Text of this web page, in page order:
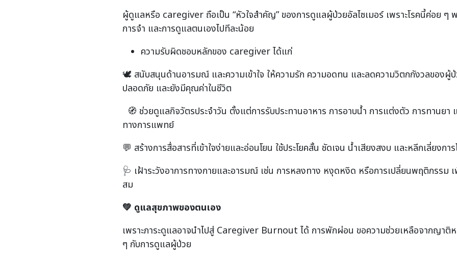
ผู้ดูแลหรือ caregiver ถือเป็น “หัวใจสำคัญ” ของการดูแลผู้ป่วยอัลไซเมอร์ เพราะโรคนี้ค่อย ๆ
การจำ และการดูแลตนเองไปทีละน้อย
ความรับผิดชอบหลักของ caregiver ได้แก่
🕊️ สนับสนุนด้านอารมณ์ และความเข้าใจ ให้ความรัก ความอดทน และลดความวิตกกังวลของผู้
ปลอดภัย และยังมีคุณค่าในชีวิต
🧭 ช่วยดูแลกิจวัตรประจำวัน ตั้งแต่การรับประทานอาหาร การอาบน้ำ การแต่งตัว การทานยา
ทางการแพทย์
💬 สร้างการสื่อสารที่เข้าใจง่ายและอ่อนโยน ใช้ประโยคสั้น ชัดเจน น้ำเสียงสงบ และหลีกเลี่ยงกา
🩺 เฝ้าระวังอาการทางกายและอารมณ์ เช่น การหลงทาง หงุดหงิด หรือการเปลี่ยนพฤติกรรม
สม
💚 ดูแลสุขภาพของตนเอง
เพราะภาระดูแลอาจนำไปสู่ Caregiver Burnout ได้ การพักผ่อน ขอความช่วยเหลือจากญา
ๆ กับการดูแลผู้ป่วย